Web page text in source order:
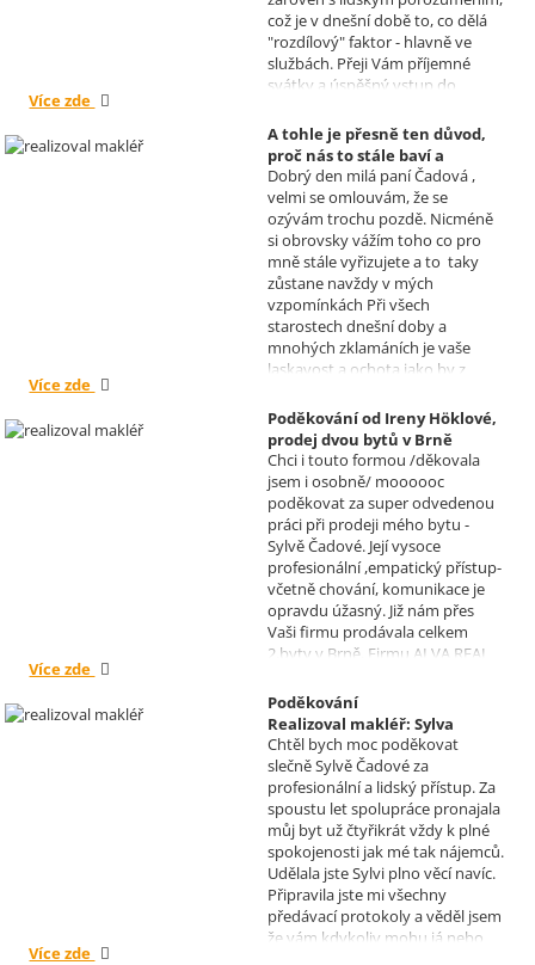
což je v dnešní době to, co dělá
"rozdílový" faktor - hlavně ve
službách. Přeji Vám příjemné
svátky a úspěšný vstup do
Více zde
A tohle je přesně ten důvod,
proč nás to stále baví a
naplňuje, poděkování od pana
Míška.
Realizoval makléř: Sylva
Čadová
Dobrý den milá paní Čadová ,
velmi se omlouvám, že se
ozývám trochu pozdě. Nicméně
si obrovsky vážím toho co pro
mně stále vyřizujete a to taky
zůstane navždy v mých
vzpomínkách Při všech
starostech dnešní doby a
mnohých zklamáních je vaše
laskavost a ochota jako by z
informace a děkuji za vaše úsilí.
Zatím se mějte moc a moc hezky.
S pozdravem Pavel Míšek
Více zde
Poděkování od Ireny Höklové,
prodej dvou bytů v Brně
Realizoval makléř: Sylva
Čadová
Chci i touto formou /děkovala
jsem i osobně/ moooooc
poděkovat za super odvedenou
práci při prodeji mého bytu -
Sylvě Čadové. Její vysoce
profesionální ,empatický přístup-
včetně chování, komunikace je
opravdu úžasný. Již nám přes
Vaši firmu prodávala celkem
2.byty v Brně. Firmu ALVA REAL
Krásné dny Vám a Vašim
zaměstnancům. Irena Höklová,
Brno
Více zde
Poděkování
Realizoval makléř: Sylva
Čadová
Chtěl bych moc poděkovat
slečně Sylvě Čadové za
profesionální a lidský přístup. Za
spoustu let spolupráce pronajala
můj byt už čtyřikrát vždy k plné
spokojenosti jak mé tak nájemců.
Udělala jste Sylvi plno věcí navíc.
Připravila jste mi všechny
předávací protokoly a věděl jsem
že vám kdykoliv mohu já nebo
Více zde